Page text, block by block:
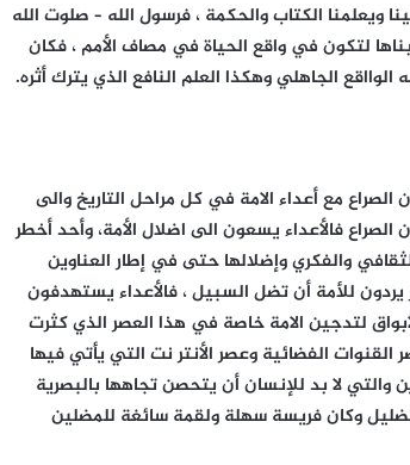
ويعلمنا الكتاب والحكمة ، فرسول الله – صلوت الله
لتكون في واقع الحياة في مصاف الأمم ، فكان
الوااقع الجاهلي وهكذا العلم النافع الذي يترك أثره.
مع أعداء الامة في كل مراحل التاريخ والى
فالأعداء يسعون الى اضلال الأمة، وأحد أخطر
والفكري وإضلالها حتى في إطار العناوين
يردون للأمة أن تضل السبيل ، فالأعداء يستهدفون
لتدجين الامة خاصة في هذا العصر الذي كثرت
الفضائية وعصر الأنتر نت التي يأتي فيها
والتي لا بد للإنسان أن يتحصن تجاهها بالبصرية
وكان فريسة سهلة ولقمة سائغة للمضلين